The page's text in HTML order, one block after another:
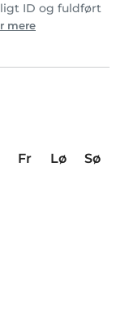
ID og fuldført
mere
Fr Lø
Sø